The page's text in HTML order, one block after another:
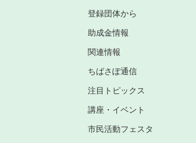
登録団体から
助成金情報
関連情報
ちばさぽ通信
注目トピックス
講座・イベント
市民活動フェスタ